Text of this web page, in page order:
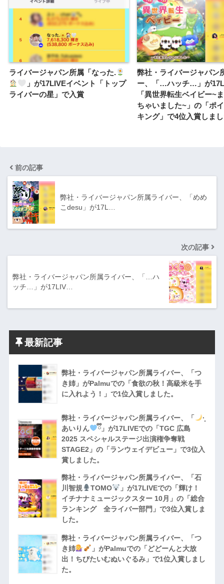
ライバージャパン所属「なった.
」が17LIVEイベント「トップ
ライバーの星」で入賞
弊社・ライバージャパン
ー、「…ハッチ…」が
「異世界転生ベイビー~
ちゃいました~」の「ポ
キング」で4位入賞しま
前の記事
弊社・ライバージャパン所属ライバー、「めめ
こdesu」が17L…
次の記事
弊社・ライバージャパン所属ライバー、「…ハ
ッチ…」が17LIV…
最新記事
弊社・ライバージャパン所属ライバー、「つ
き姉」がPalmuでの「食欲の秋！高級米を手
に入れよう！」で1位入賞しました。
弊社・ライバージャパン所属ライバー、「
·̩͙
あいりん
ྀི」が17LIVEでの「TGC 広島
2025 スペシャルステージ出演権争奪戦
STAGE2」の「ランウェイデビュー」で3位入
賞しました。
弊社・ライバージャパン所属ライバー、「石
川智規
TOMO
」が17LIVEでの「輝け！
イチナナミュージックスター 10月」の「総合
ランキング 全ライバー部門」で3位入賞しま
した。
弊社・ライバージャパン所属ライバー、「つ
き姉
」がPalmuでの「どどーんと大放
出！ちびたいむぬいぐるみ」で1位入賞しまし
た。